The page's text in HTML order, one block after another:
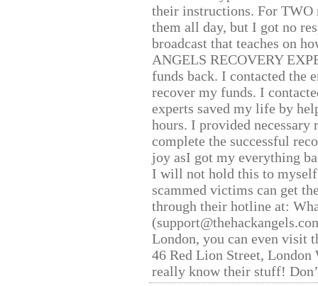
their instructions. For TWO
them all day, but I got no
broadcast that teaches on
ANGELS RECOVERY
funds back. I contacted the
recover my funds. I
experts saved my life by
hours. I provided
complete the successful
joy asI got my everything
I will not hold this to
scammed victims can get
through their hotline at:
London, you can even visit
46 Red Lion Street, London
really know their stuff!